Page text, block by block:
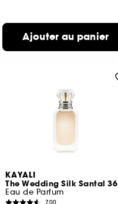
Ajouter au panier
KAYALI
The Wedding Silk Santal 36
Eau de Parfum
700